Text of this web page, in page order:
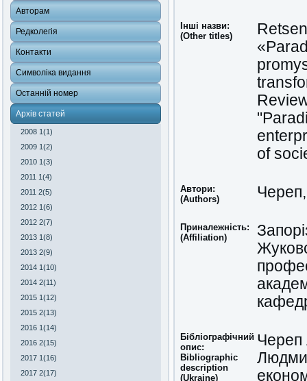
Авторам
Редколегія
Контакти
Символіка видання
Останній номер
Архів статей
2008 1(1)
2009 1(2)
2010 1(3)
2011 1(4)
2011 2(5)
2012 1(6)
2012 2(7)
2013 1(8)
2013 2(9)
2014 1(10)
2014 2(11)
2015 1(12)
2015 2(13)
2016 1(14)
2016 2(15)
2017 1(16)
2017 2(17)
Інші назви:
(Other titles)
of
Автори:
(Authors)
Приналежність:
(Affiliation)
Бібліографічний
опис:
Bibliographic
description
(Ukraine)
Череп